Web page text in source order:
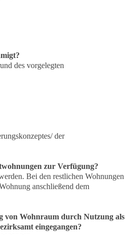
des vorgelegten
der
zur Verfügung?
Bei den restlichen Wohnungen
anschließend dem
von Wohnraum durch Nutzung als
eingegangen?